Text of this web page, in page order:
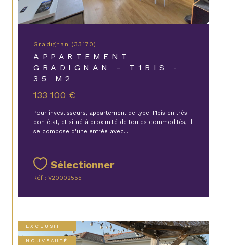
Gradignan (33170)
APPARTEMENT
GRADIGNAN - T1BIS -
35 M2
133 100 €
Pour investisseurs, appartement de type T1bis en très
bon état, et situé à proximité de toutes commodités, il
se compose d'une entrée avec...
Sélectionner
Réf : V20002555
EXCLUSIF
NOUVEAUTÉ